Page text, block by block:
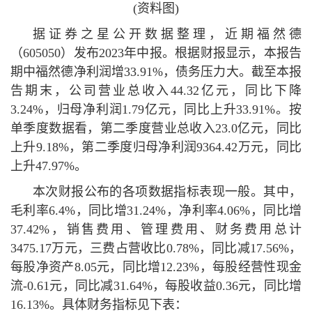
(资料图)
据证券之星公开数据整理，近期福然德
（605050）发布2023年中报。根据财报显示，本报告
期中福然德净利润增33.91%，债务压力大。截至本报
告期末，公司营业总收入44.32亿元，同比下降
3.24%，归母净利润1.79亿元，同比上升33.91%。按
单季度数据看，第二季度营业总收入23.0亿元，同比
上升9.18%，第二季度归母净利润9364.42万元，同比
上升47.97%。
本次财报公布的各项数据指标表现一般。其中，
毛利率6.4%，同比增31.24%，净利率4.06%，同比增
37.42%，销售费用、管理费用、财务费用总计
3475.17万元，三费占营收比0.78%，同比减17.56%，
每股净资产8.05元，同比增12.23%，每股经营性现金
流-0.61元，同比减31.64%，每股收益0.36元，同比增
16.13%。具体财务指标见下表：